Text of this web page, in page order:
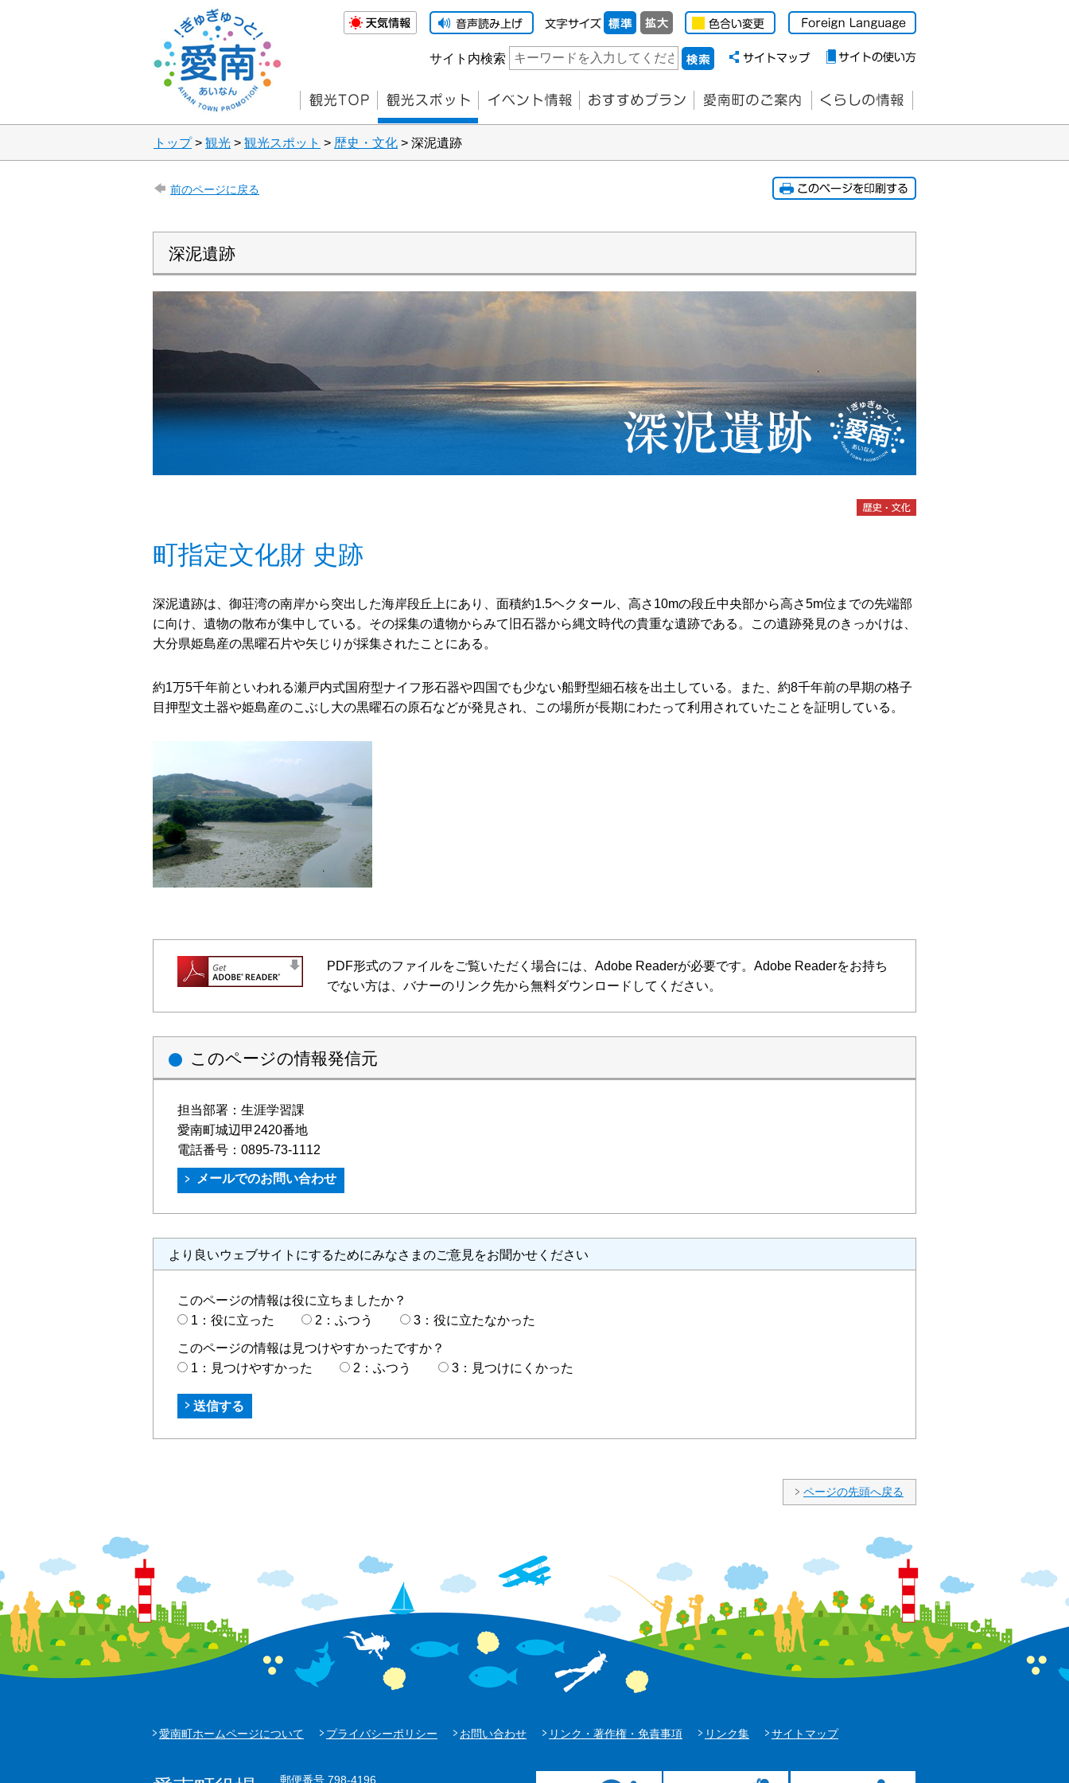
サイト内検索
トップ> 観光 > 観光スポット > 歴史・文化 > 深泥遺跡
前のページに戻る
深泥遺跡
町指定文化財 史跡
深泥遺跡は、御荘湾の南岸から突出した海岸段丘上にあり、面積約1.5ヘクタール、高さ10mの段丘中央部から高さ5m位までの先端部
に向け、遺物の散布が集中している。その採集の遺物からみて旧石器から縄文時代の貴重な遺跡である。この遺跡発見のきっかけは、
大分県姫島産の黒曜石片や矢じりが採集されたことにある。
約1万5千年前といわれる瀬戸内式国府型ナイフ形石器や四国でも少ない船野型細石核を出土している。また、約8千年前の早期の格子
目押型文土器や姫島産のこぶし大の黒曜石の原石などが発見され、この場所が長期にわたって利用されていたことを証明している。
PDF形式のファイルをご覧いただく場合には、Adobe Readerが必要です。Adobe Readerをお持ち
でない方は、バナーのリンク先から無料ダウンロードしてください。
このページの情報発信元
担当部署： 生涯学習課
愛南町城辺甲2420番地
電話番号： 0895-73-1112
より良いウェブサイトにするためにみなさまのご意見をお聞かせください
このページの情報は役に立ちましたか？
1：役に立った
2：ふつう 3：役に立たなかった
このページの情報は見つけやすかったですか？
1：見つけやすかった
2：ふつう 3：見つけにくかった
ページの先頭へ戻る
愛南町ホームページについて プライバシーポリシー お問い合わせ リンク・著作権・免責事項 リンク集 サイトマップ
郵便番号 798-4196